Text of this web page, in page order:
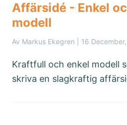
Affärsidé - Enkel
modell
Av Markus Ekegren | 16
Kraftfull och enkel modell
skriva en slagkraftig